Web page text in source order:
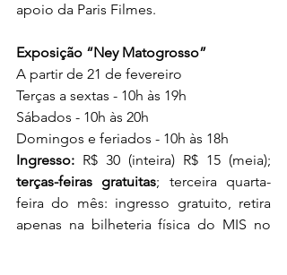
apoio da Paris Filmes.
Exposição “Ney Matogrosso”
A partir de 21 de fevereiro
Terças a sextas - 10h às 19h
Sábados - 10h às 20h
Domingos e feriados - 10h às 18h
Ingresso:
terças-feiras gratuitas; terceira quarta-
feira do mês: ingresso gratuito, retira
apenas na bilheteria física do MIS no